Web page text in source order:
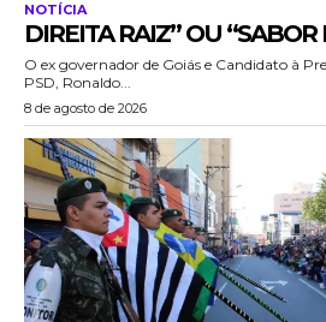
NOTÍCIA
DIREITA RAIZ” OU “SABOR
O ex governador de Goiás e Candidato à
PSD, Ronaldo...
8 de agosto de 2026